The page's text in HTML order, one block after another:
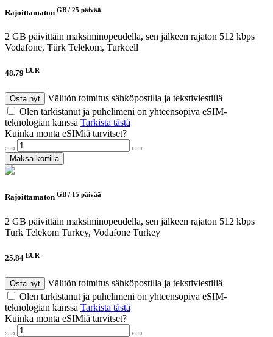
Rajoittamaton GB / 25 päivää
2 GB päivittäin maksiminopeudella, sen jälkeen rajaton 512 kbps
Vodafone, Türk Telekom, Turkcell
48.79 EUR
Osta nyt
Välitön toimitus sähköpostilla ja tekstiviestillä
Olen tarkistanut ja puhelimeni on yhteensopiva eSIM-
teknologian kanssa Tarkista tästä
Kuinka monta eSIMiä tarvitset?
Maksa kortilla
Rajoittamaton GB / 15 päivää
2 GB päivittäin maksiminopeudella, sen jälkeen rajaton 512 kbps
Turk Telekom Turkey, Vodafone Turkey
25.84 EUR
Osta nyt
Välitön toimitus sähköpostilla ja tekstiviestillä
Olen tarkistanut ja puhelimeni on yhteensopiva eSIM-
teknologian kanssa Tarkista tästä
Kuinka monta eSIMiä tarvitset?